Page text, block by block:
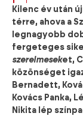
Kilenc év után
térre, ahova a
legnagyobb
fergeteges
szerelmeseket,
közönséget
Bernadett,
Kovács Panka,
Nikita lép